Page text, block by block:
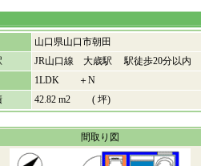
山口県山口市朝田
JR山口線 大歳駅 駅徒歩20分以内
1LDK ＋N
42.82 m2 ( 坪)
間取り図